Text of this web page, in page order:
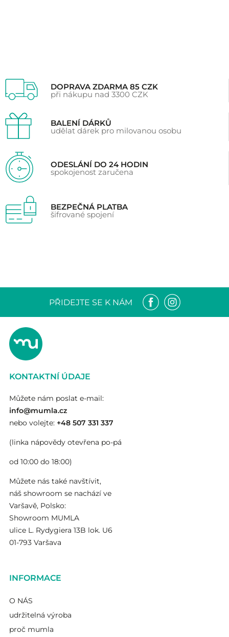
DOPRAVA ZDARMA 85 CZK
při nákupu nad 3300 CZK
BALENÍ DÁRKŮ
udělat dárek pro milovanou osobu
ODESLÁNÍ DO 24 HODIN
spokojenost zaručena
BEZPEČNÁ PLATBA
šifrované spojení
PŘIDEJTE SE K NÁM
KONTAKTNÍ ÚDAJE
Můžete nám poslat e-mail:
info@mumla.cz
nebo volejte: +48 507 331 337
(linka nápovědy otevřena po-pá
od 10:00 do 18:00)
Můžete nás také navštívit,
náš showroom se nachází ve
Varšavě, Polsko:
Showroom MUMLA
ulice L. Rydygiera 13B lok. U6
01-793 Varšava
INFORMACE
O NÁS
udržitelná výroba
proč mumla